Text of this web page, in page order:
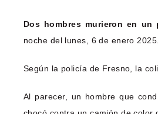
Dos hombres murieron en un
noche del lunes, 6 de enero 2025.
Según la policía de Fresno, la
Al parecer, un hombre que